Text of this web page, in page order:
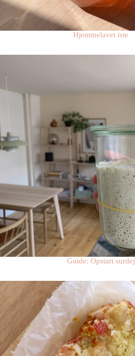
Hjemmelavet iste
Guide: Opstart surdej